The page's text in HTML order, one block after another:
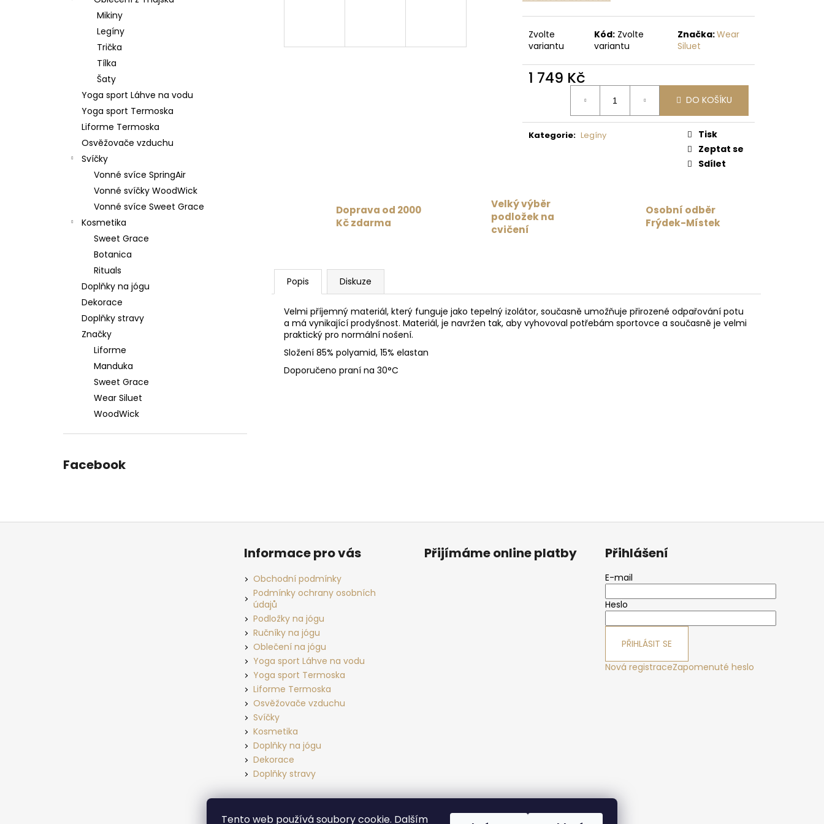
Tento web používá soubory cookie. Dalším
Mikiny
Legíny
Trička
Tílka
Šaty
Yoga sport Láhve na vodu
Yoga sport Termoska
Liforme Termoska
Osvěžovače vzduchu
Svíčky
Vonné svíce SpringAir
Vonné svíčky WoodWick
Vonné svíce Sweet Grace
Kosmetika
Sweet Grace
Botanica
Rituals
Doplňky na jógu
Dekorace
Doplňky stravy
Značky
Liforme
Manduka
Sweet Grace
Wear Siluet
WoodWick
Facebook
Zvolte
variantu
Kód: Zvolte
variantu
Značka:Wear
Siluet
1 749 Kč
DO KOŠÍKU
Kategorie: Legíny
Tisk
Zeptat se
Sdílet
Doprava od 2000
Kč zdarma
Velký výběr
podložek na
cvičení
Osobní odběr
Frýdek-Místek
Popis Diskuze
Velmi příjemný materiál, který funguje jako tepelný izolátor, současně umožňuje přirozené odpařování potu
a má vynikající prodyšnost. Materiál, je navržen tak, aby vyhovoval potřebám sportovce a současně je velmi
praktický pro normální nošení.
Složení 85% polyamid, 15% elastan
Doporučeno praní na 30°C
879 Kč
Původně:1 099 Kč 1 699 Kč
Z
Informace pro vás
Obchodní podmínky
Podmínky ochrany osobních
údajů
Podložky na jógu
Ručníky na jógu
Oblečení na jógu
Yoga sport Láhve na vodu
Yoga sport Termoska
Liforme Termoska
Osvěžovače vzduchu
Svíčky
Kosmetika
Doplňky na jógu
Dekorace
Doplňky stravy
Přijímáme online platby Přihlášení
E-mail
Heslo
PŘIHLÁSIT SE
Nová registraceZapomenuté heslo